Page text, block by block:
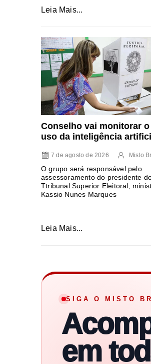
Leia Mais...
Conselho vai monitorar o
uso da inteligência
7 de agosto de 2026 Misto
O grupo será responsável pelo
assessoramento do presidente
Ttribunal Superior Eleitoral,
Kassio Nunes Marques
Leia Mais...
SIGA O MISTO
em